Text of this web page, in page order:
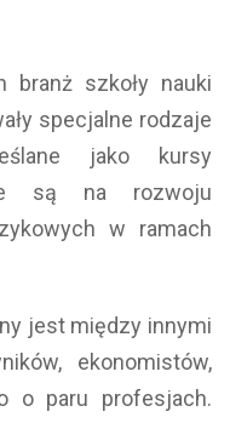
branż szkoły nauki
specjalne rodzaje
jako kursy
są na rozwoju
w ramach
jest między innymi
ekonomistów,
o paru profesjach.